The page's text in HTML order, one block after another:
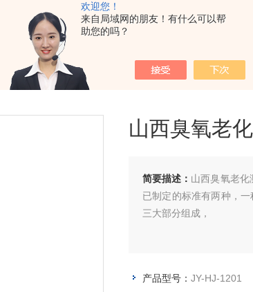
欢迎您！
来自局域网的朋友！有什么可以帮
助您的吗？
化试验箱> JY-HJ-1201山西臭氧老化测试箱
山西臭氧老
简要描述： 山西臭氧老
已制定的标准有两种，
三大部分组成，
产品型号： JY-HJ-1201